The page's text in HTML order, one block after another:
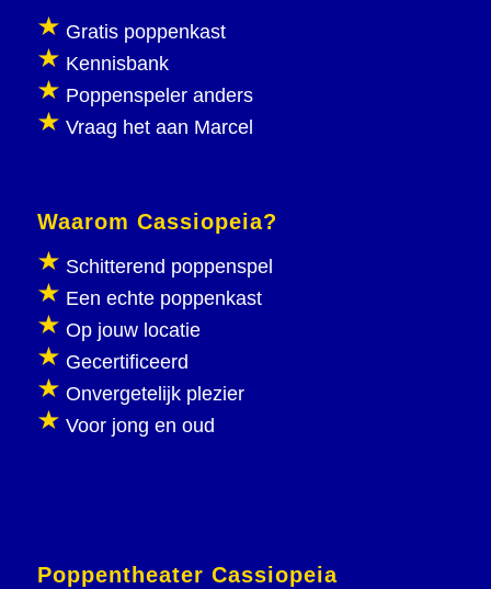
Gratis poppenkast
Kennisbank
Poppenspeler anders
Vraag het aan Marcel
Waarom Cassiopeia?
Schitterend poppenspel
Een echte poppenkast
Op jouw locatie
Gecertificeerd
Onvergetelijk plezier
Voor jong en oud
Poppentheater Cassiopeia